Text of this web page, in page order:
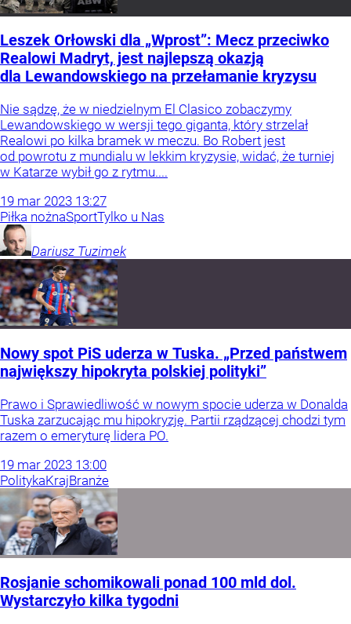
Leszek Orłowski dla „Wprost”: Mecz przeciwko
Realowi Madryt, jest najlepszą okazją
dla Lewandowskiego na przełamanie kryzysu
Nie sądzę, że w niedzielnym El Clasico zobaczymy
Lewandowskiego w wersji tego giganta, który strzelał
Realowi po kilka bramek w meczu. Bo Robert jest
od powrotu z mundialu w lekkim kryzysie, widać, że turniej
w Katarze wybił go z rytmu....
19 mar 2023 13:27
Piłka nożnaSportTylko u Nas
Dariusz Tuzimek
Nowy spot PiS uderza w Tuska. „Przed państwem
największy hipokryta polskiej polityki”
Prawo i Sprawiedliwość w nowym spocie uderza w Donalda
Tuska zarzucając mu hipokryzję. Partii rządzącej chodzi tym
razem o emeryturę lidera PO.
19 mar 2023 13:00
PolitykaKrajBranże
Rosjanie schomikowali ponad 100 mld dol.
Wystarczyło kilka tygodni